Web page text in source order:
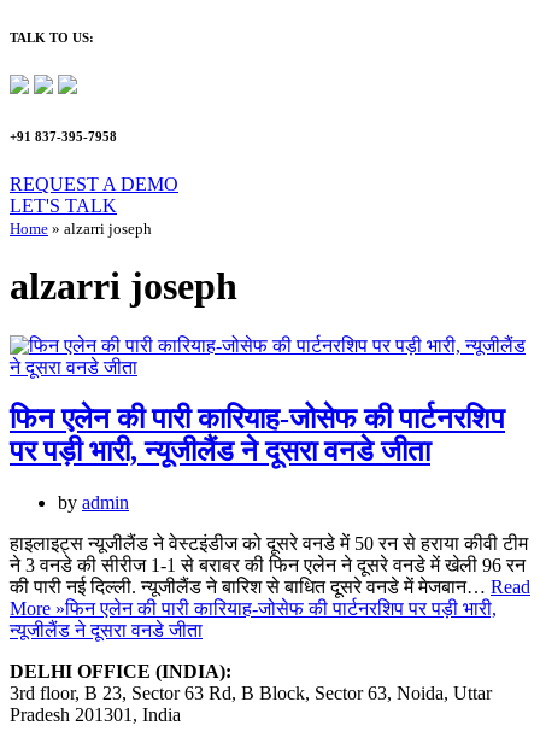
TALK TO US:
+91 837-395-7958
REQUEST A DEMO​
LET'S TALK
Home » alzarri joseph
alzarri joseph
फिन एलेन की पारी कारियाह-जोसेफ की पार्टनरशिप
पर पड़ी भारी, न्यूजीलैंड ने दूसरा वनडे जीता
by admin
हाइलाइट्स न्यूजीलैंड ने वेस्टइंडीज को दूसरे वनडे में 50 रन से हराया कीवी टीम
ने 3 वनडे की सीरीज 1-1 से बराबर की फिन एलेन ने दूसरे वनडे में खेली 96 रन
की पारी नई दिल्ली. न्यूजीलैंड ने बारिश से बाधित दूसरे वनडे में मेजबान… Read
More »फिन एलेन की पारी कारियाह-जोसेफ की पार्टनरशिप पर पड़ी भारी,
न्यूजीलैंड ने दूसरा वनडे जीता
DELHI OFFICE (INDIA):
3rd floor, B 23, Sector 63 Rd, B Block, Sector 63, Noida, Uttar
Pradesh 201301, India